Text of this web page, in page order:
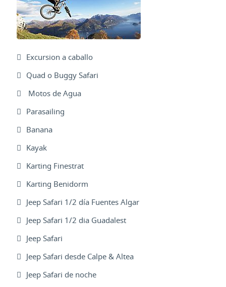
Excursion a caballo
Quad o Buggy Safari
Motos de Agua
Parasailing
Banana
Kayak
Karting Finestrat
Karting Benidorm
Jeep Safari 1/2 día Fuentes Algar
Jeep Safari 1/2 dia Guadalest
Jeep Safari
Jeep Safari desde Calpe & Altea
Jeep Safari de noche